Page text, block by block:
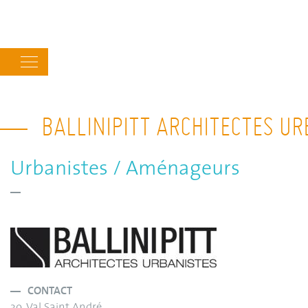
navigation
BALLINIPITT ARCHITECTES
Urbanistes / Aménageurs
CONTACT